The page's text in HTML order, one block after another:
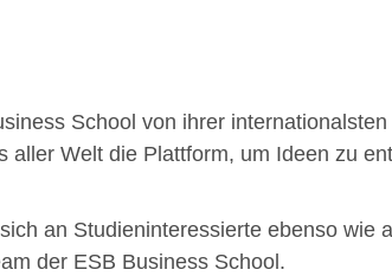
School von ihrer
Welt die Plattform, um Ideen zu
an Studieninteressierte ebenso wie
der ESB Business School.